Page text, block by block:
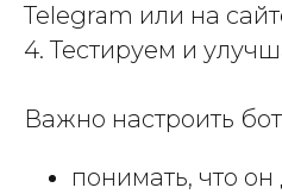
Telegram или на
4. Тестируем и
Важно настроить
понимать, что